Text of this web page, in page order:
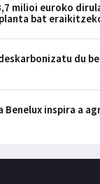
milioi euroko
bat
du
Benelux inspira a